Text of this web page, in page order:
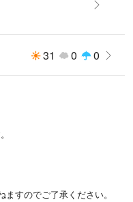
31 0 0
すのでご了承ください。